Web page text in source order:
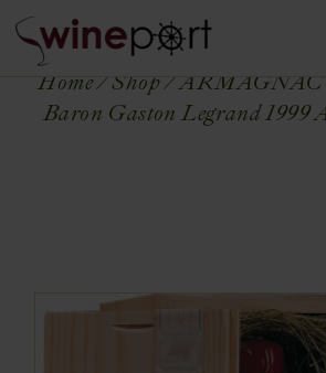
Home Shop
Baron Gaston Legrand 1999